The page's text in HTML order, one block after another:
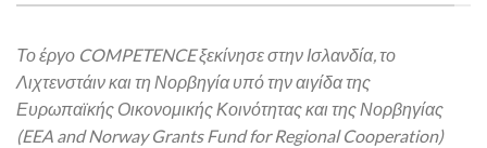
Το έργο COMPETENCE ξεκίνησε στην Ισλανδία, το
Λιχτενστάιν και τη Νορβηγία υπό την αιγίδα της
Ευρωπαϊκής Οικονομικής Κοινότητας και της Νορβηγίας
(EEA and Norway Grants Fund for Regional Cooperation)